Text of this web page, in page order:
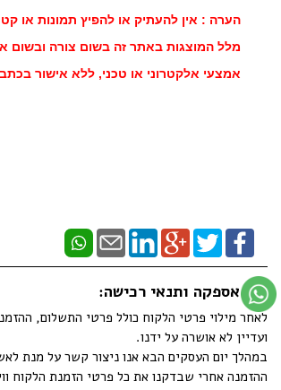
הערה : אין להעתיק או להפיץ תמונות או
מלל המוצגות באתר זה בשום צורה ובשום
אמצעי אלקטרוני או טכני, ללא אישור
זמן אספקה ותנאי רכישה:
לאחר מילוי פרטי הלקוח כולל פרטי התשלום,
ועדיין לא אושרה על ידנו.
במהלך יום העסקים הבא אנו ניצור קשר על מנת
ההזמנה אחרי שבדקנו את כל פרטי הזמנת הלקוח